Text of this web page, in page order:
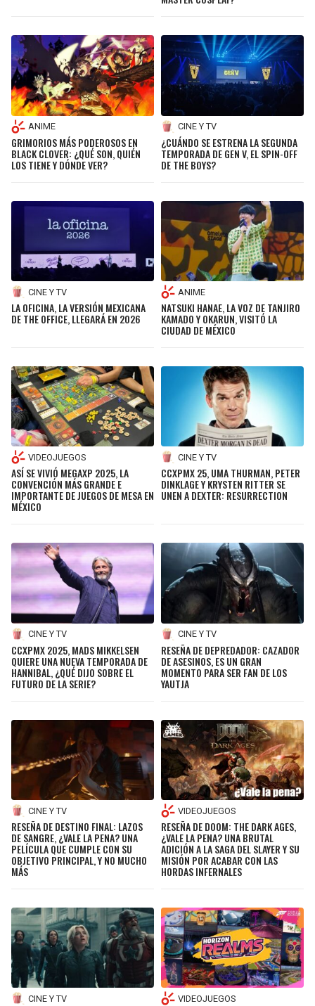
LEAGUES CUP
UEFA CONFERENCE LEAGUE
MLS
COPA LIBERTADORES
COPA SUDAMERICANA
LIGA BETPLAY
OTRAS LIGAS
RAIDERS
CHARGERS
RAVENS
BENGALS
STEELERS
TEXANS
COLTS
JAGUARS
COWBOYS
GIANTS
EAGLES
COMMANDERS
CARDINALS
SEAHAWKS
PACKERS
VIKINGS
FALCONS
SAINTS
BUCCANEERS
CAVALIERS
PISTONS
PACERS
BUCKS
HORNETS
HEAT
MAGIC
WIZARDS
CLIPPERS
LAKERS
SUNS
KINGS
MAVERICKS
ROCKETS
GRIZZLIES
PELICANS
TIMBERWOLVES
THUNDER
TRAIL BLAZERS
ANIME
GRIMORIOS MÁS PODEROSOS EN
BLACK CLOVER: ¿QUÉ SON, QUIÉN
LOS TIENE Y DÓNDE VER?
CINE Y TV
¿CUÁNDO SE ESTRENA LA SEGUNDA
TEMPORADA DE GEN V, EL SPIN-OFF
DE THE BOYS?
CINE Y TV
LA OFICINA, LA VERSIÓN MEXICANA
DE THE OFFICE, LLEGARÁ EN 2026
ANIME
NATSUKI HANAE, LA VOZ DE TANJIRO
KAMADO Y OKARUN, VISITÓ LA
CIUDAD DE MÉXICO
VIDEOJUEGOS
ASÍ SE VIVIÓ MEGAXP 2025, LA
CONVENCIÓN MÁS GRANDE E
IMPORTANTE DE JUEGOS DE MESA EN
MÉXICO
CINE Y TV
CCXPMX 25, UMA THURMAN, PETER
DINKLAGE Y KRYSTEN RITTER SE
UNEN A DEXTER: RESURRECTION
CINE Y TV
CCXPMX 2025, MADS MIKKELSEN
QUIERE UNA NUEVA TEMPORADA DE
HANNIBAL, ¿QUÉ DIJO SOBRE EL
FUTURO DE LA SERIE?
CINE Y TV
RESEÑA DE DEPREDADOR: CAZADOR
DE ASESINOS, ES UN GRAN
MOMENTO PARA SER FAN DE LOS
YAUTJA
CINE Y TV
RESEÑA DE DESTINO FINAL: LAZOS
DE SANGRE, ¿VALE LA PENA? UNA
PELÍCULA QUE CUMPLE CON SU
OBJETIVO PRINCIPAL, Y NO MUCHO
MÁS
VIDEOJUEGOS
RESEÑA DE DOOM: THE DARK AGES,
¿VALE LA PENA? UNA BRUTAL
ADICIÓN A LA SAGA DEL SLAYER Y SU
MISIÓN POR ACABAR CON LAS
HORDAS INFERNALES
CINE Y TV VIDEOJUEGOS